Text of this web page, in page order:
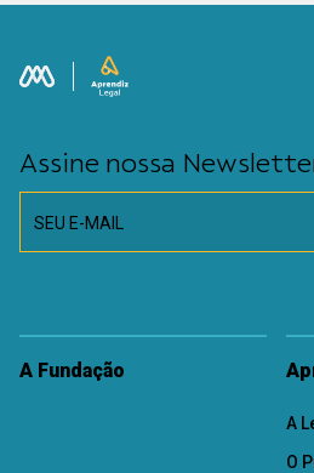
Assine nossa
SEU E-MAIL
A Fundação
A
O